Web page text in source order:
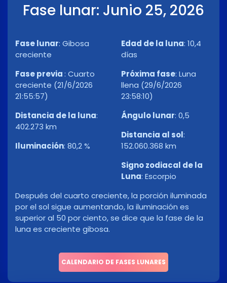
Fase lunar: Junio 25, 2026
Fase lunar: Gibosa
creciente
Fase previa: Cuarto
creciente (21/6/2026
21:55:57)
Distancia de la luna:
402.273 km
Iluminación: 80,2 %
Edad de la luna: 10,4
días
Próxima fase: Luna
llena (29/6/2026
23:58:10)
Ángulo lunar: 0,5
Distancia al sol:
152.060.368 km
Signo zodiacal de la
Luna: Escorpio
Después del cuarto creciente, la porción iluminada
por el sol sigue aumentando, la iluminación es
superior al 50 por ciento, se dice que la fase de la
luna es creciente gibosa.
CALENDARIO DE FASES LUNARES